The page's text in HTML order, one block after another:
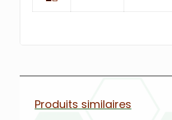
Produits similaires